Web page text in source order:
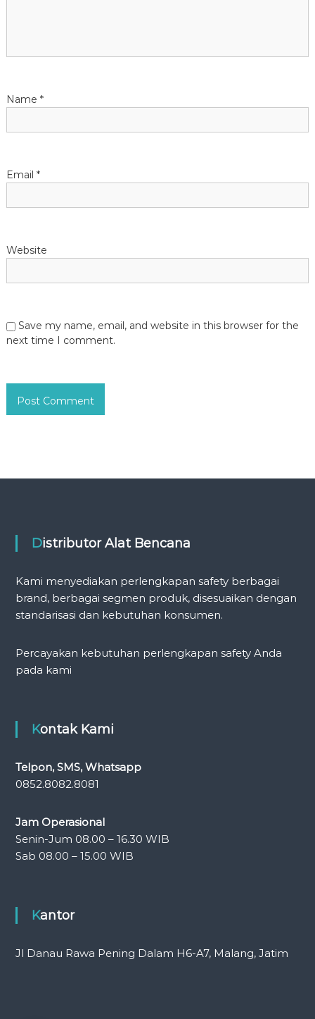
Name *
Email *
Website
Save my name, email, and website in this browser for the
next time I comment.
Distributor Alat Bencana
Kami menyediakan perlengkapan safety berbagai
brand, berbagai segmen produk, disesuaikan dengan
standarisasi dan kebutuhan konsumen.
Percayakan kebutuhan perlengkapan safety Anda
pada kami
Kontak Kami
Telpon, SMS, Whatsapp
0852.8082.8081
Jam Operasional
Senin-Jum 08.00 – 16.30 WIB
Sab 08.00 – 15.00 WIB
Kantor
Jl Danau Rawa Pening Dalam H6-A7, Malang, Jatim